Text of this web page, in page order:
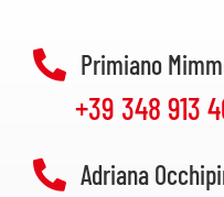
Primiano
+39 348 913
Adriana